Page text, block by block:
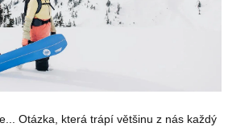
Otázka, která trápí většinu z nás každý